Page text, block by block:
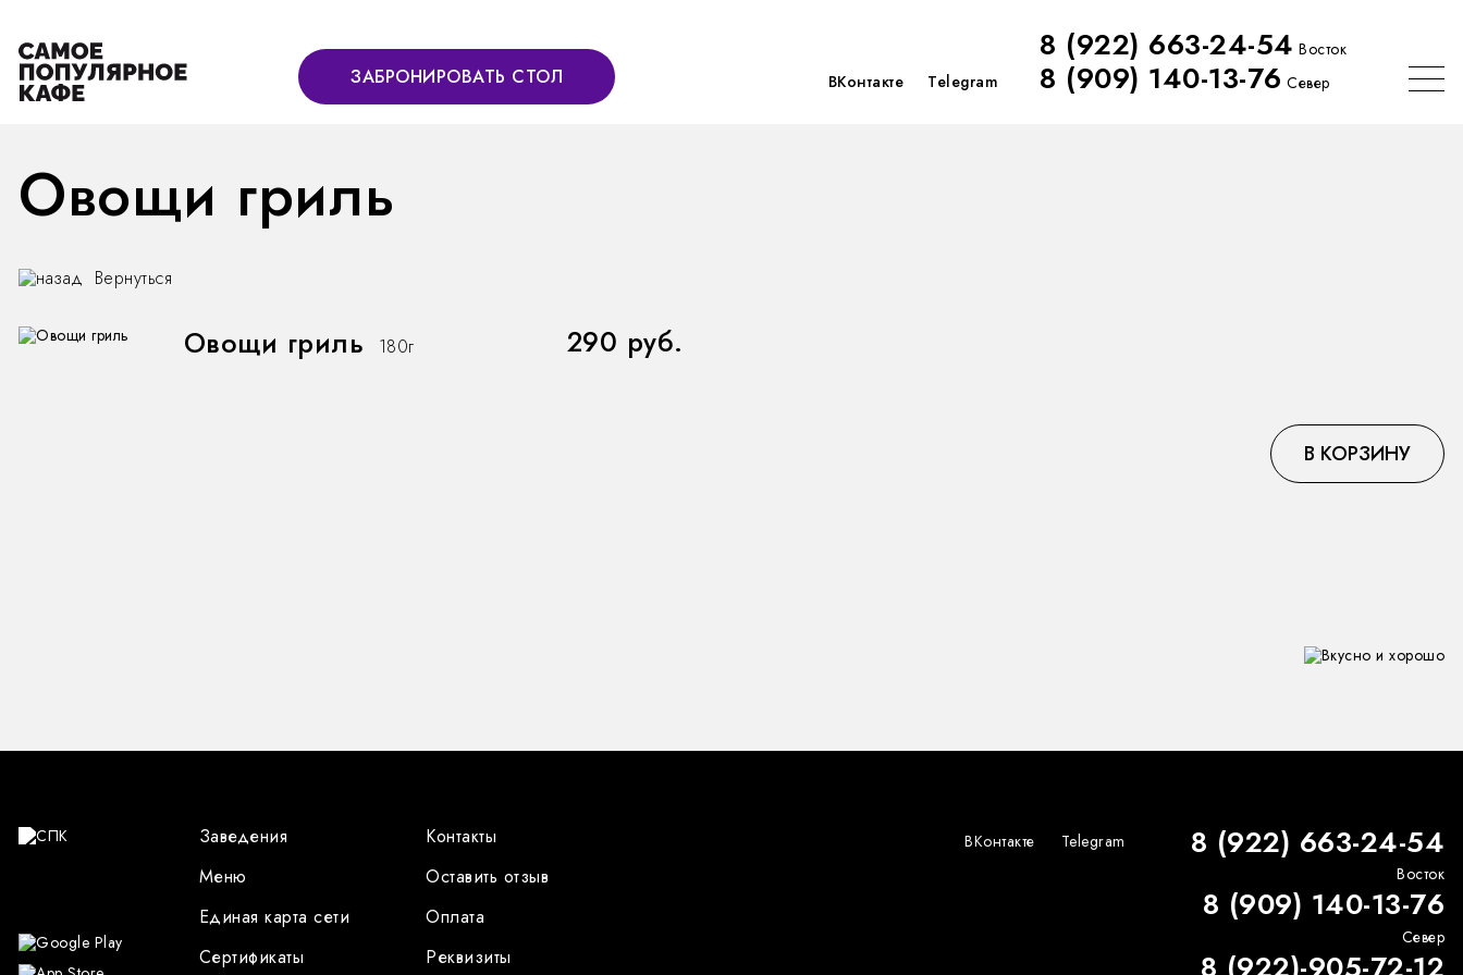
ЗАБРОНИРОВАТЬ СТОЛ ВКонтакте Telegram
8 (922) 663-24-54 Восток
8 (909) 140-13-76 Север
Овощи гриль
Вернуться
Овощи гриль 180г 290 руб.
В КОРЗИНУ
Заведения
Меню
Единая карта сети
Сертификаты
Контакты
Оставить отзыв
Оплата
Реквизиты
ВКонтакте Telegram 8 (922) 663-24-54
Восток
8 (909) 140-13-76
Север